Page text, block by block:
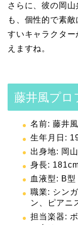
さらに、彼の岡
も、個性的で素
すいキャラクタ
えますね。
藤井風プロ
名前: 藤井
生年月日:
出身地: 岡
身長:
血液型: B型
職業: シン
ン、ピアニ
担当楽器: